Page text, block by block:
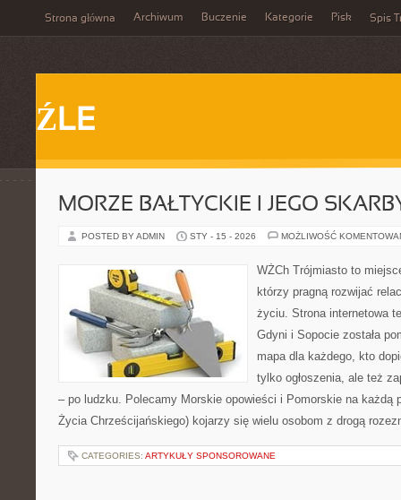
Strona główna Archiwum Buczenie Kategorie Pisk Spis
ŹLE
MORZE BAŁTYCKIE I JEGO
POSTED BY ADMIN STY - 15 - 2026 MOŻLIWOŚĆ
WŻCh Trójmiasto to
którzy pragną rozwijać
życiu. Strona internetowa
Gdyni i Sopocie została
mapa dla każdego, kto
tylko ogłoszenia, ale też
– po ludzku. Polecamy Morskie opowieści i Pomorskie na każdą
Życia Chrześcijańskiego) kojarzy się wielu osobom z drogą
CATEGORIES: ARTYKUŁY SPONSOROWANE